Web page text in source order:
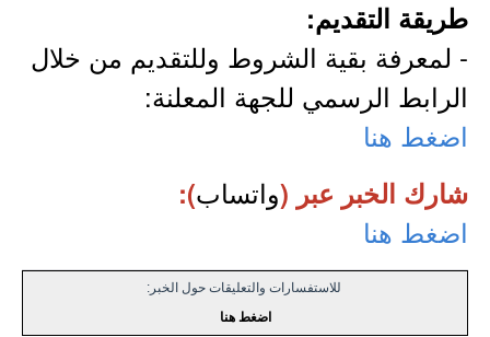
طريقة التقديم:
- لمعرفة بقية الشروط وللتقديم من خلال
الرابط الرسمي للجهة المعلنة:
اضغط هنا
شارك الخبر عبر (واتساب):
اضغط هنا
للاستفسارات والتعليقات حول الخبر:
اضغط هنا